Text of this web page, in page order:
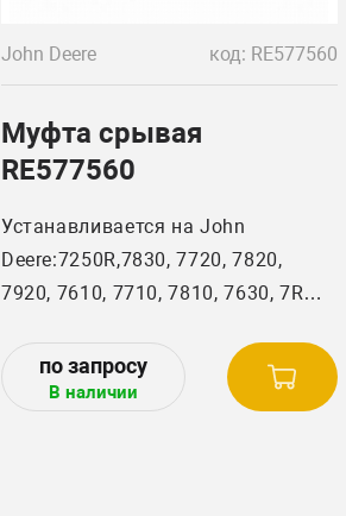
John Deere код: RE577560
Муфта срывая
RE577560
Устанавливается на John
Deere:7250R,7830, 7720, 7820,
7920, 7610, 7710, 7810, 7630, 7R
7230R, 7310R, 7R 210, 7210, 7410,
7510, 7930, 7R 250, 7270R, 7R 330,
В наличии